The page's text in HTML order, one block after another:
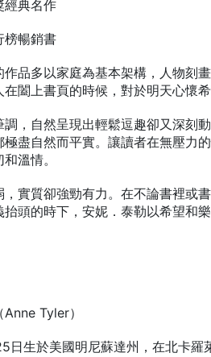
經典名作
榜暢銷書
作品多以家庭為基本架構，人物刻
闔上書頁的時候，對於明天心懷希
，自然呈現出輕鬆逗趣卻又深刻
極盡自然而平實。讓讀者在無壓力
溫情。
，實質卻強勁有力。在不論書裡或
抬頭的時下，安妮．泰勒以希望和
Tyler）
日生於美國明尼蘇達州，在北卡